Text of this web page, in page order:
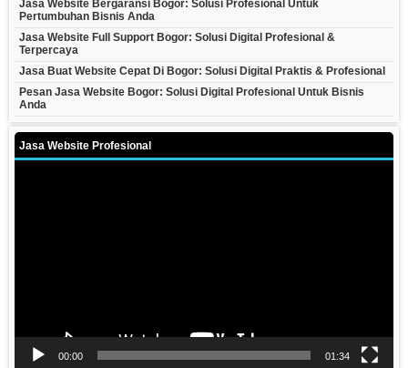
Jasa Website Bergaransi Bogor: Solusi Profesional Untuk
Pertumbuhan Bisnis Anda
Jasa Website Full Support Bogor: Solusi Digital Profesional &
Terpercaya
Jasa Buat Website Cepat Di Bogor: Solusi Digital Praktis & Profesional
Pesan Jasa Website Bogor: Solusi Digital Profesional Untuk Bisnis
Anda
Jasa Website Profesional
00:00 01:34